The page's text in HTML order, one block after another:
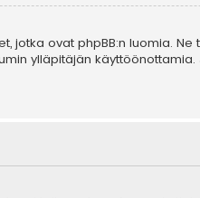
jotka ovat phpBB:n luomia.
ylläpitäjän